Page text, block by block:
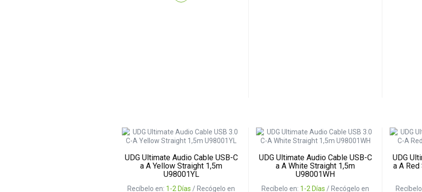
UDG Ultimate Audio Cable USB-C
a A Yellow Straight 1,5m
U98001YL
Recíbelo en: 1-2 Días/ Recógelo en
UDG Ultimate Audio Cable USB-C
a A White Straight 1,5m
U98001WH
Recíbelo en: 1-2 Días/ Recógelo en
UDG
a A